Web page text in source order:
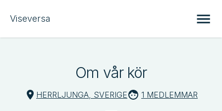
Viseversa
Om vår kör
HERRLJUNGA, SVERIGE 1 MEDLEMMAR